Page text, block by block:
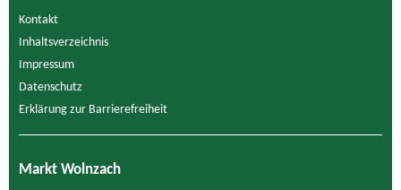
Kontakt
Inhaltsverzeichnis
Impressum
Datenschutz
Erklärung zur Barrierefreiheit
Markt Wolnzach